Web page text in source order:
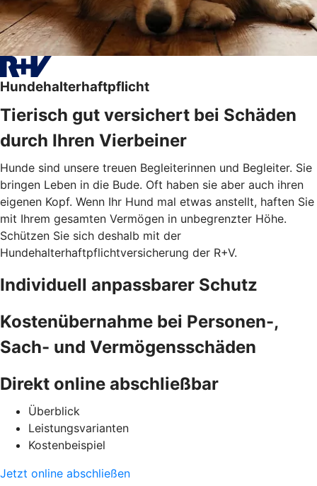
Hundehalterhaftpflicht
Tierisch gut versichert bei Schäden
durch Ihren Vierbeiner
Hunde sind unsere treuen Begleiterinnen und Begleiter. Sie
bringen Leben in die Bude. Oft haben sie aber auch ihren
eigenen Kopf. Wenn Ihr Hund mal etwas anstellt, haften Sie
mit Ihrem gesamten Vermögen in unbegrenzter Höhe.
Schützen Sie sich deshalb mit der
Hundehalterhaftpflichtversicherung der R+V.
Individuell anpassbarer Schutz
Kostenübernahme bei Personen-,
Sach- und Vermögensschäden
Direkt online abschließbar
Überblick
Leistungsvarianten
Kostenbeispiel
Jetzt online abschließen